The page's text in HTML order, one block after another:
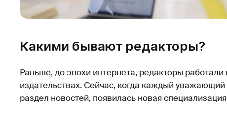
Какими бывают редакторы?
Раньше, до эпохи интернета, редакторы
издательствах. Сейчас, когда каждый уважающий
раздел новостей, появилась новая